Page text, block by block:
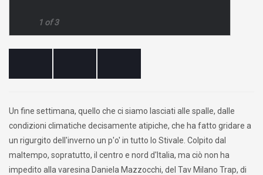
1 of 3
Un fine settimana, quello che ci siamo lasciati alle spalle, dalle
condizioni climatiche decisamente atipiche, che ha fatto gridare a
un rigurgito dell'inverno un p'o' in tutto lo Stivale. Colpito dal
maltempo, sopratutto, il centro e nord d'Italia, ma ciò non ha
impedito alla varesina Daniela Mazzocchi, del Tav Milano Trap, di